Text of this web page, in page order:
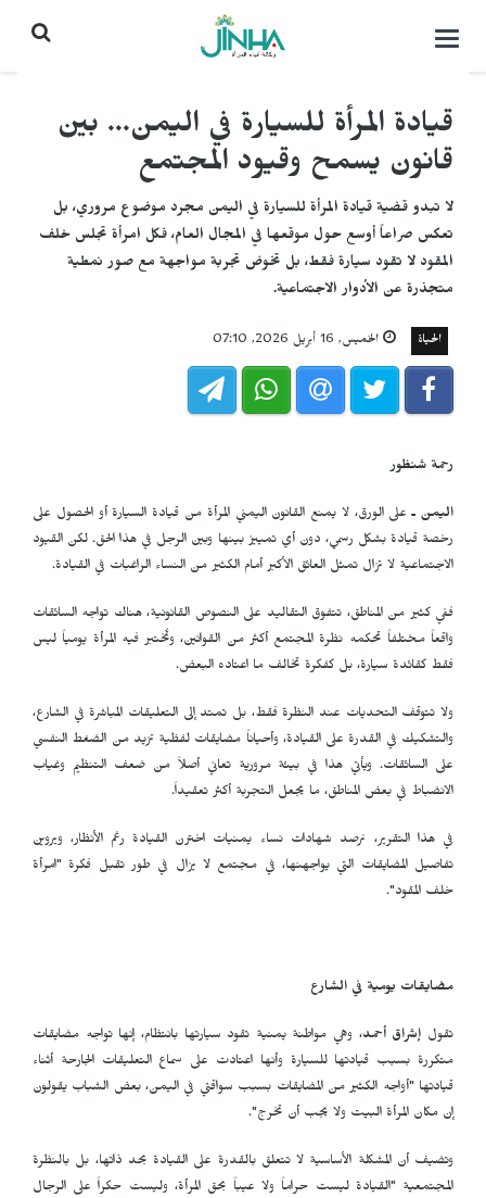
التحكم
قيادة المرأة للسيارة في اليمن... بين
قانون يسمح وقيود المجتمع
لا تبدو قضية قيادة المرأة للسيارة في اليمن مجرد موضوع مروري، بل
تعكس صراعاً أوسع حول موقعها في المجال العام، فكل امرأة تجلس خلف
المقود لا تقود سيارة فقط، بل تخوض تجربة مواجهة مع صور نمطية
متجذرة عن الأدوار الاجتماعية.
الحياة الخميس, 16 أبريل 2026, 07:10
رحمة شنظور
اليمن ـ على الورق، لا يمنع القانون اليمني المرأة من قيادة السيارة أو الحصول على
رخصة قيادة بشكل رسمي، دون أي تمييز بينها وبين الرجل في هذا الحق. لكن القيود
الاجتماعية لا تزال تمثل العائق الأكبر أمام الكثير من النساء الراغبات في القيادة.
ففي كثير من المناطق، تتفوق التقاليد على النصوص القانونية، هناك تواجه السائقات
واقعاً مختلفاً تحكمه نظرة المجتمع أكثر من القوانين، وتُختبر فيه المرأة يومياً ليس
فقط كقائدة سيارة، بل كفكرة تخالف ما اعتاده البعض.
ولا تتوقف التحديات عند النظرة فقط، بل تمتد إلى التعليقات المباشرة في الشارع،
والتشكيك في القدرة على القيادة، وأحياناً مضايقات لفظية تزيد من الضغط النفسي
على السائقات. ويأتي هذا في بيئة مرورية تعاني أصلاً من ضعف التنظيم وغياب
الانضباط في بعض المناطق، ما يجعل التجربة أكثر تعقيداً.
في هذا التقرير، نرصد شهادات نساء يمنيات اخترن القيادة رغم الأنظار، ويروين
تفاصيل المضايقات التي يواجهنها، في مجتمع لا يزال في طور تقبل فكرة "امرأة
خلف المقود".
مضايقات يومية في الشارع
تقول إشراق أحمد، وهي مواطنة يمنية تقود سيارتها بانتظام، إنها تواجه مضايقات
متكررة بسبب قيادتها للسيارة وأنها اعتادت على سماع التعليقات الجارحة أثناء
قيادتها "أواجه الكثير من المضايقات بسبب سواقتي في اليمن، بعض الشباب يقولون
إن مكان المرأة البيت ولا يجب أن تخرج".
وتضيف أن المشكلة الأساسية لا تتعلق بالقدرة على القيادة بحد ذاتها، بل بالنظرة
المجتمعية "القيادة ليست حراماً ولا عيباً بحق المرأة، وليست حكراً على الرجال